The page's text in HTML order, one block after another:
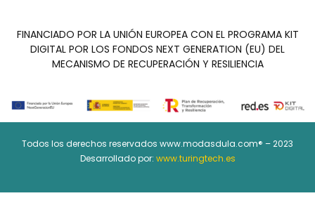
FINANCIADO POR LA UNIÓN EUROPEA CON EL PROGRAMA KIT
DIGITAL POR LOS FONDOS NEXT GENERATION (EU) DEL
MECANISMO DE RECUPERACIÓN Y RESILIENCIA
Todos los derechos reservados www.modasdula.com® – 2023
Desarrollado por: www.turingtech.es